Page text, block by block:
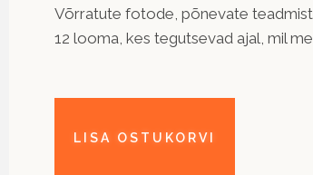
Võrratute fotode, põnevate
12 looma, kes tegutsevad ajal, mil